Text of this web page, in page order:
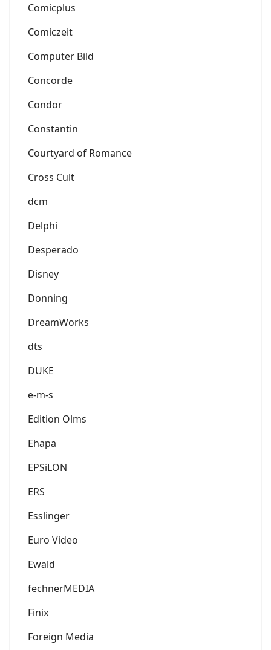
Comicplus
Comiczeit
Computer Bild
Concorde
Condor
Constantin
Courtyard of Romance
Cross Cult
dcm
Delphi
Desperado
Disney
Donning
DreamWorks
dts
DUKE
e-m-s
Edition Olms
Ehapa
EPSiLON
ERS
Esslinger
Euro Video
Ewald
fechnerMEDIA
Finix
Foreign Media